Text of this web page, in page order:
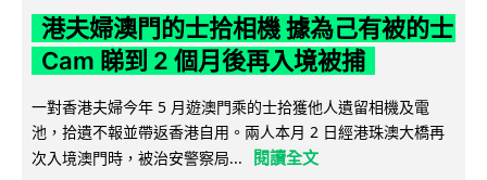
港夫婦澳門的士拾相機 據為己有被的士
Cam 睇到 2 個月後再入境被捕
一對香港夫婦今年 5 月遊澳門乘的士拾獲他人遺留相機及電
池，拾遺不報並帶返香港自用。兩人本月 2 日經港珠澳大橋再
次入境澳門時，被治安警察局...
閱讀全文